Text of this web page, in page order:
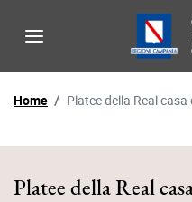
Biblioteche
Menu di
Percorso di
Home Platee della Real
Platee della Real